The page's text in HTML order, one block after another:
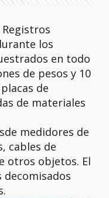
los
en todo
de pesos y 10
de
de materiales
medidores de
cables de
otros objetos. El